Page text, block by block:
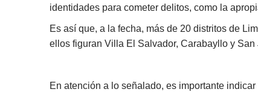
identidades para cometer delitos, como la
Es así que, a la fecha, más de 20 distritos de
ellos figuran Villa El Salvador, Carabayllo y San
En atención a lo señalado, es importante